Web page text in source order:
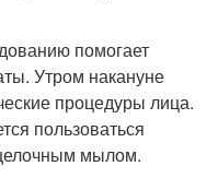
помогает
Утром накануне
процедуры лица.
пользоваться
мылом.